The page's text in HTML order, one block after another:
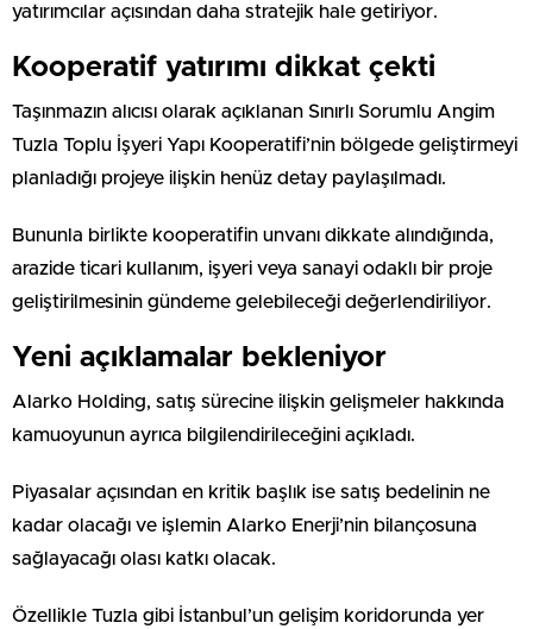
yatırımcılar açısından daha stratejik hale getiriyor.
Kooperatif yatırımı dikkat çekti
Taşınmazın alıcısı olarak açıklanan Sınırlı Sorumlu Angim
Tuzla Toplu İşyeri Yapı Kooperatifi’nin bölgede geliştirmeyi
planladığı projeye ilişkin henüz detay paylaşılmadı.
Bununla birlikte kooperatifin unvanı dikkate alındığında,
arazide ticari kullanım, işyeri veya sanayi odaklı bir proje
geliştirilmesinin gündeme gelebileceği değerlendiriliyor.
Yeni açıklamalar bekleniyor
Alarko Holding, satış sürecine ilişkin gelişmeler hakkında
kamuoyunun ayrıca bilgilendirileceğini açıkladı.
Piyasalar açısından en kritik başlık ise satış bedelinin ne
kadar olacağı ve işlemin Alarko Enerji’nin bilançosuna
sağlayacağı olası katkı olacak.
Özellikle Tuzla gibi İstanbul’un gelişim koridorunda yer